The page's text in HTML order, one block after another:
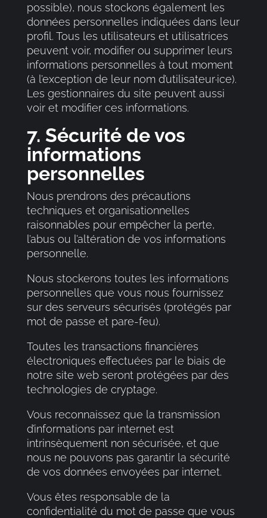
possible), nous stockons également les
données personnelles indiquées dans leur
profil. Tous les utilisateurs et utilisatrices
peuvent voir, modifier ou supprimer leurs
informations personnelles à tout moment
(à l’exception de leur nom d’utilisateur·ice).
Les gestionnaires du site peuvent aussi
voir et modifier ces informations.
7. Sécurité de vos
informations
personnelles
Nous prendrons des précautions
techniques et organisationnelles
raisonnables pour empêcher la perte,
l’abus ou l’altération de vos informations
personnelle.
Nous stockerons toutes les informations
personnelles que vous nous fournissez
sur des serveurs sécurisés (protégés par
mot de passe et pare-feu).
Toutes les transactions financières
électroniques effectuées par le biais de
notre site web seront protégées par des
technologies de cryptage.
Vous reconnaissez que la transmission
d’informations par internet est
intrinsèquement non sécurisée, et que
nous ne pouvons pas garantir la sécurité
de vos données envoyées par internet.
Vous êtes responsable de la
confidentialité du mot de passe que vous